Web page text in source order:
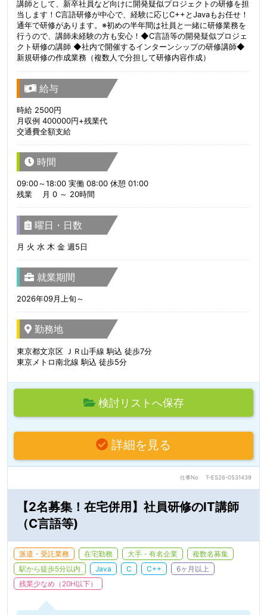
講師として、新卒社員など向けに開発疑似プロジェクトの研修を担
当します！C言語研修が中心で、経験に応じC++とJavaもお任せ！
通年で研修があります。※初めの半年間は社員と一緒に研修業務を
行うので、講師未経験の方も安心！◆C言語等の開発疑似プロジェ
クト研修の講師 ◆社内で開催するインターンシップの研修講師◆
新規研修の作成業務（複数人で分担して研修内容作成）
給与
時給 2500円
月収例 400000円+残業代
交通費全額支給
時間
09:00～18:00 実働 08:00 休憩 01:00
残業 月 0 ～ 20時間
曜日・日数
月 火 水 木 金 週5日
就業期間
2026年09月上旬～
勤務地
東京都文京区 ＪＲ山手線 駒込 徒歩7分
東京メトロ南北線 駒込 徒歩5分
検討リストへ保存
詳細を見る
仕事No T-ES26-0531439
【2名募集！在宅併用】社員研修のIT講師
（C言語等)
派遣・受託業務 在宅勤務 大手・有名企業
複数名募集
駅から徒歩5分以内
Java C C++
6ヶ月以上
残業少なめ（20H以下）